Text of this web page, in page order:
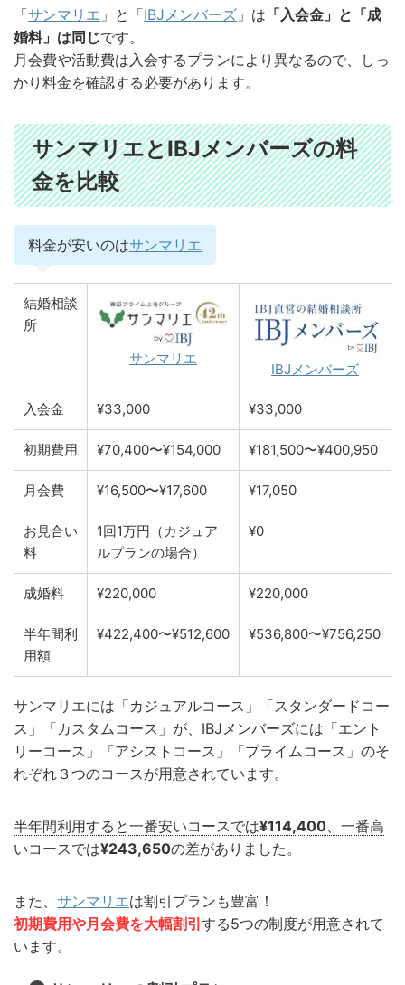
「サンマリエ 」と「IBJメンバーズ 」は 「入会金」と「成
婚料」は同じです。
月会費や活動費は入会するプランにより異なるので、しっ
かり料金を確認する必要があります。
サンマリエとIBJメンバーズの料
金を比較
料金が安いのはサンマリエ
結婚相談
所
サンマリエ
IBJメンバーズ
入会金 ¥33,000 ¥33,000
初期費用 ¥70,400〜¥154,000 ¥181,500〜¥400,950
月会費 ¥16,500〜¥17,600 ¥17,050
お見合い
料
1回1万円（カジュア
ルプランの場合）
¥0
成婚料 ¥220,000 ¥220,000
半年間利
用額
¥422,400〜¥512,600 ¥536,800〜¥756,250
サンマリエには「カジュアルコース」「スタンダードコー
ス」「カスタムコース」が、IBJメンバーズには「エント
リーコース」「アシストコース」「プライムコース」のそ
れぞれ３つのコースが用意されています。
半年間利用すると一番安いコースでは¥114,400、一番高
いコースでは¥243,650の差がありました。
また、 サンマリエは割引プランも豊富！
初期費用や月会費を大幅割引 する5つの制度が用意されて
います。